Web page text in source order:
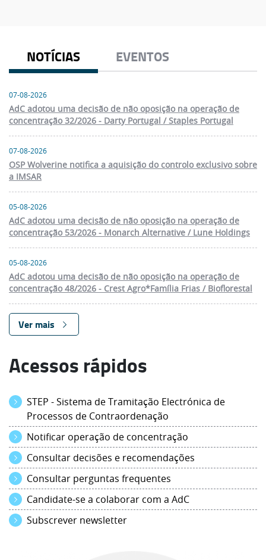
NOTÍCIAS EVENTOS
07-08-2026
AdC adotou uma decisão de não oposição na operação de
concentração 32/2026 - Darty Portugal / Staples Portugal
07-08-2026
OSP Wolverine notifica a aquisição do controlo exclusivo sobre
a IMSAR
05-08-2026
AdC adotou uma decisão de não oposição na operação de
concentração 53/2026 - Monarch Alternative / Lune Holdings
05-08-2026
AdC adotou uma decisão de não oposição na operação de
concentração 48/2026 - Crest Agro*Família Frias / Bioflorestal
Ver mais
Acessos rápidos
STEP - Sistema de Tramitação Electrónica de
Processos de Contraordenação
Notificar operação de concentração
Consultar decisões e recomendações
Consultar perguntas frequentes
Candidate-se a colaborar com a AdC
Subscrever newsletter